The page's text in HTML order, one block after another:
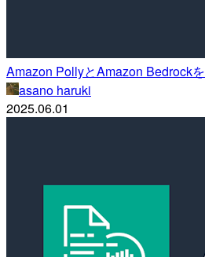
Amazon PollyとAmazon Bedrock
asano haruki
2025.06.01